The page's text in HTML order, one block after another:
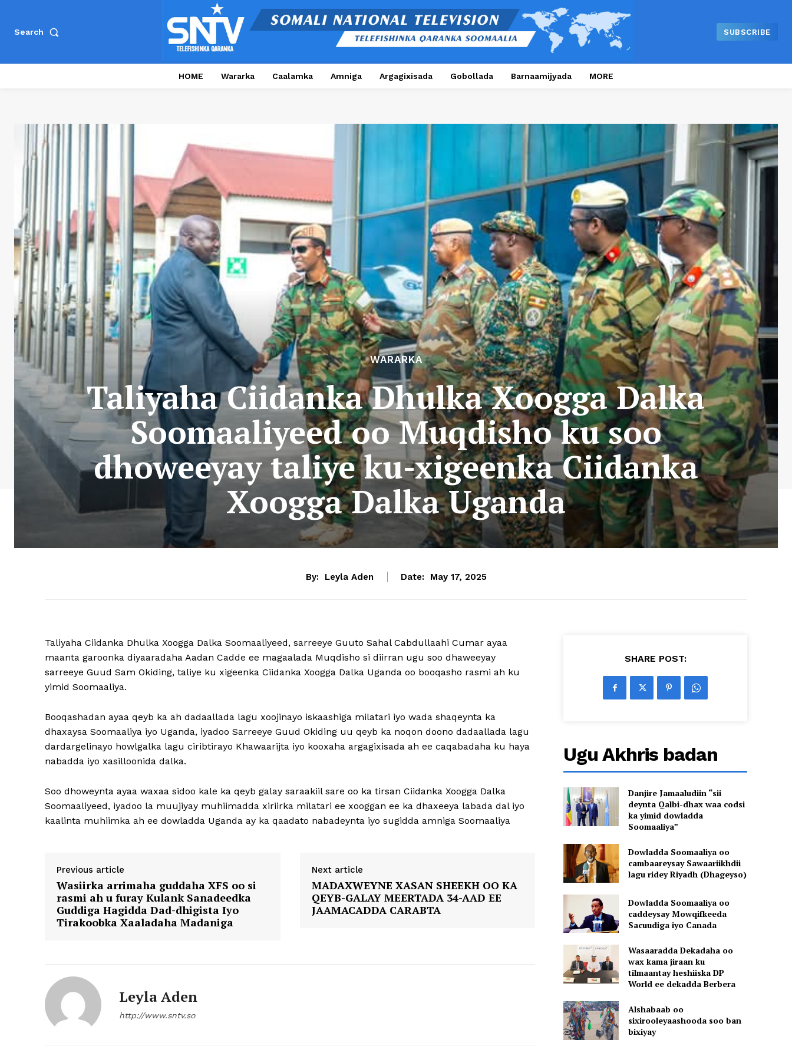
Search SUBSCRIBE
HOME Wararka Caalamka Amniga Argagixisada Gobollada Barnaamijyada MORE
WARARKA
Taliyaha Ciidanka Dhulka Xoogga Dalka
Soomaaliyeed oo Muqdisho ku soo
dhoweeyay taliye ku-xigeenka Ciidanka
Xoogga Dalka Uganda
By: Leyla Aden Date: May 17, 2025
Taliyaha Ciidanka Dhulka Xoogga Dalka Soomaaliyeed, sarreeye Guuto Sahal Cabdullaahi Cumar ayaa
maanta garoonka diyaaradaha Aadan Cadde ee magaalada Muqdisho si diirran ugu soo dhaweeyay
sarreeye Guud Sam Okiding, taliye ku xigeenka Ciidanka Xoogga Dalka Uganda oo booqasho rasmi ah ku
yimid Soomaaliya.
Booqashadan ayaa qeyb ka ah dadaallada lagu xoojinayo iskaashiga milatari iyo wada shaqeynta ka
dhaxaysa Soomaaliya iyo Uganda, iyadoo Sarreeye Guud Okiding uu qeyb ka noqon doono dadaallada lagu
dardargelinayo howlgalka lagu ciribtirayo Khawaarijta iyo kooxaha argagixisada ah ee caqabadaha ku haya
nabadda iyo xasilloonida dalka.
Soo dhoweynta ayaa waxaa sidoo kale ka qeyb galay saraakiil sare oo ka tirsan Ciidanka Xoogga Dalka
Soomaaliyeed, iyadoo la muujiyay muhiimadda xiriirka milatari ee xooggan ee ka dhaxeeya labada dal iyo
kaalinta muhiimka ah ee dowladda Uganda ay ka qaadato nabadeynta iyo sugidda amniga Soomaaliya
Previous article
Wasiirka arrimaha guddaha XFS oo si
rasmi ah u furay Kulank Sanadeedka
Guddiga Hagidda Dad-dhigista Iyo
Tirakoobka Xaaladaha Madaniga
Next article
MADAXWEYNE XASAN SHEEKH OO KA
QEYB-GALAY MEERTADA 34-AAD EE
JAAMACADDA CARABTA
Leyla Aden
http://www.sntv.so
SHARE POST:
Ugu Akhris badan
Danjire Jamaaludiin “sii
deynta Qalbi-dhax waa codsi
ka yimid dowladda
Soomaaliya”
Dowladda Soomaaliya oo
cambaareysay Sawaariikhdii
lagu ridey Riyadh (Dhageyso)
Dowladda Soomaaliya oo
caddeysay Mowqifkeeda
Sacuudiga iyo Canada
Wasaaradda Dekadaha oo
wax kama jiraan ku
tilmaantay heshiiska DP
World ee dekadda Berbera
Alshabaab oo
sixirooleyaashooda soo ban
bixiyay